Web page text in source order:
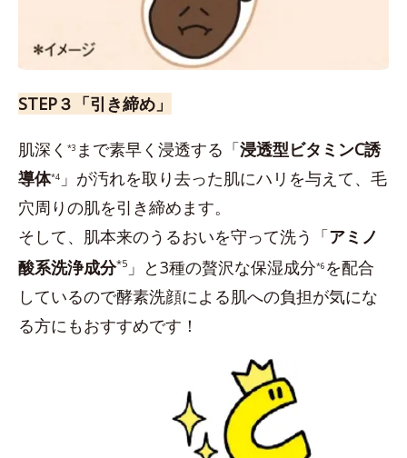
STEP３「引き締め」
肌深く *3 まで素早く浸透する「浸透型ビタミンC誘
導体*4 」が汚れを取り去った肌にハリを与えて、毛
穴周りの肌を引き締めます。
そして、肌本来のうるおいを守って洗う「アミノ
酸系洗浄成分*5 」と3種の贅沢な保湿成分*6 を配合
しているので酵素洗顔による肌への負担が気にな
る方にもおすすめです！